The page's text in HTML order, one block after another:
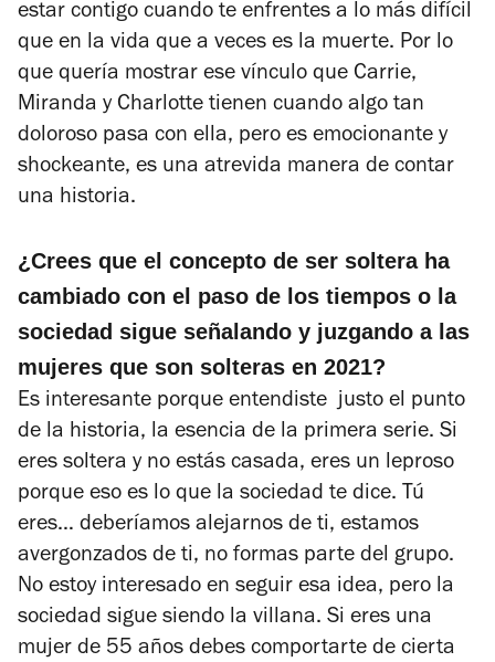
estar contigo cuando te enfrentes a lo más difícil
que en la vida que a veces es la muerte. Por lo
que quería mostrar ese vínculo que Carrie,
Miranda y Charlotte tienen cuando algo tan
doloroso pasa con ella, pero es emocionante y
shockeante, es una atrevida manera de contar
una historia.
¿Crees que el concepto de ser soltera ha
cambiado con el paso de los tiempos o la
sociedad sigue señalando y juzgando a las
mujeres que son solteras en 2021?
Es interesante porque entendiste justo el punto
de la historia, la esencia de la primera serie. Si
eres soltera y no estás casada, eres un leproso
porque eso es lo que la sociedad te dice. Tú
eres… deberíamos alejarnos de ti, estamos
avergonzados de ti, no formas parte del grupo.
No estoy interesado en seguir esa idea, pero la
sociedad sigue siendo la villana. Si eres una
mujer de 55 años debes comportarte de cierta